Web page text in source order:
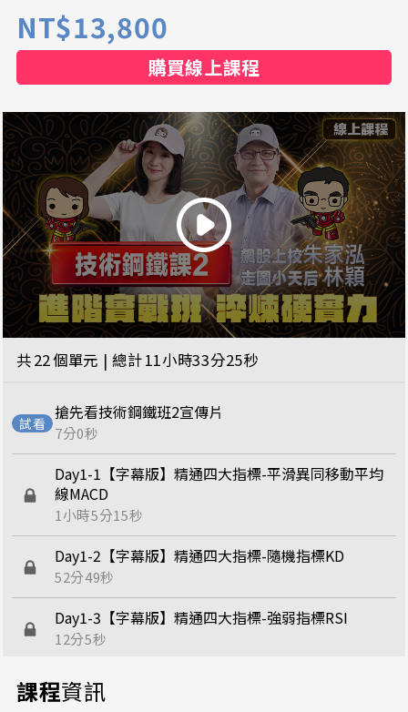
NT$13,800
購買線上課程
共22個單元 | 總計11小時33分25秒
搶先看技術鋼鐵班2宣傳片
7分0秒
Day1-1【字幕版】精通四大指標-平滑異同移動平均
線MACD
1小時5分15秒
Day1-2【字幕版】精通四大指標-隨機指標KD
52分49秒
Day1-3【字幕版】精通四大指標-強弱指標RSI
12分5秒
Day1-4【字幕版】精通四大指標-布林通道的應用
34分57秒
課程資訊